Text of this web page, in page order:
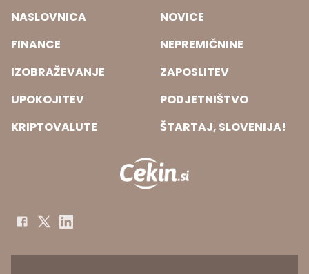
NASLOVNICA
NOVICE
FINANCE
NEPREMIČNINE
IZOBRAŽEVANJE
ZAPOSLITEV
UPOKOJITEV
PODJETNIŠTVO
KRIPTOVALUTE
ŠTARTAJ, SLOVENIJA!